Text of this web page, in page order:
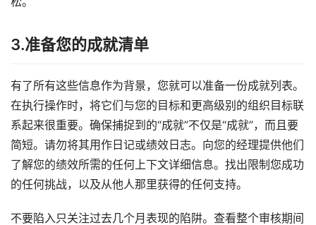
3.准备您的成就清单
有了所有这些信息作为背景，您就可以准备一份成就列表。
在执行操作时，将它们与您的目标和更高级别的组织目标联
系起来很重要。确保捕捉到的“成就”不仅是“成就”，而且要
简短。请勿将其用作日记或绩效日志。向您的经理提供他们
了解您的绩效所需的任何上下文详细信息。找出限制您成功
的任何挑战，以及从他人那里获得的任何支持。
不要陷入只关注过去几个月表现的陷阱。查看整个审核期间